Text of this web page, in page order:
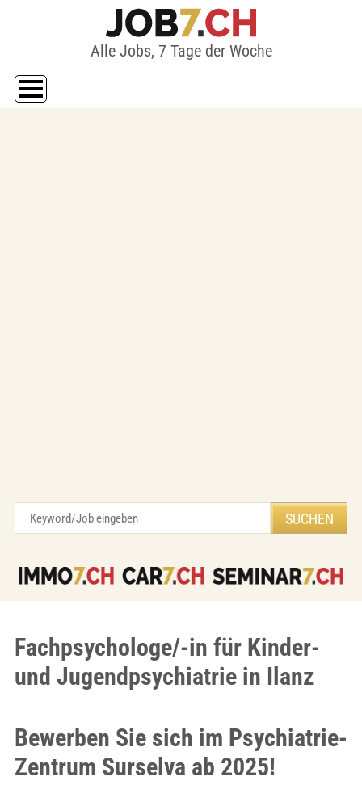
Alle Jobs, 7 Tage der Woche
Fachpsychologe/-in für Kinder-
und Jugendpsychiatrie in Ilanz
Bewerben Sie sich im Psychiatrie-
Zentrum Surselva ab 2025!